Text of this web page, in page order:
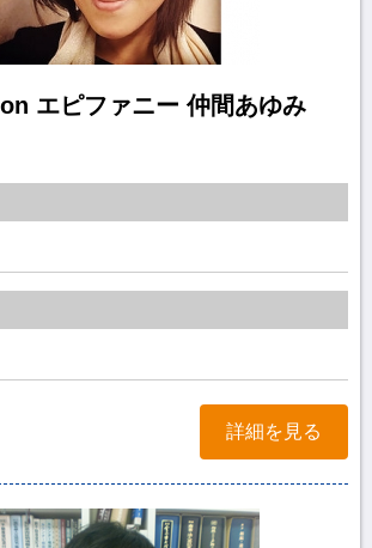
エピファニー 仲間あゆみ
詳細を見る